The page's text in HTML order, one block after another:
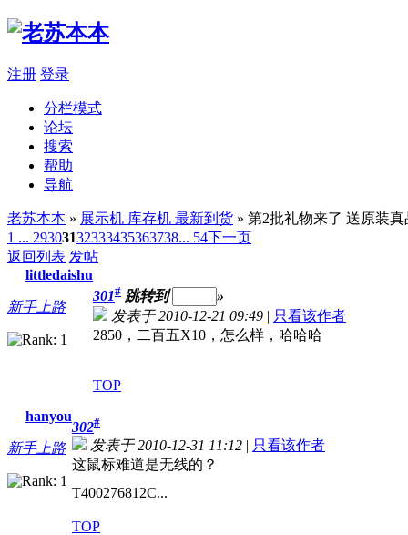
注册 登录
分栏模式
论坛
搜索
帮助
导航
老苏本本 » 展示机 库存机 最新到货 » 第2批礼物来了 送原装
1 ... 29303132333435363738... 54下一页
返回列表 发帖
littledaishu
新手上路
301# 跳转到
»
发表于 2010-12-21 09:49 | 只看该作者
2850，二百五X10，怎么样，哈哈哈
TOP
hanyou
新手上路
302#
发表于 2010-12-31 11:12 | 只看该作者
这鼠标难道是无线的？
T400276812C...
TOP